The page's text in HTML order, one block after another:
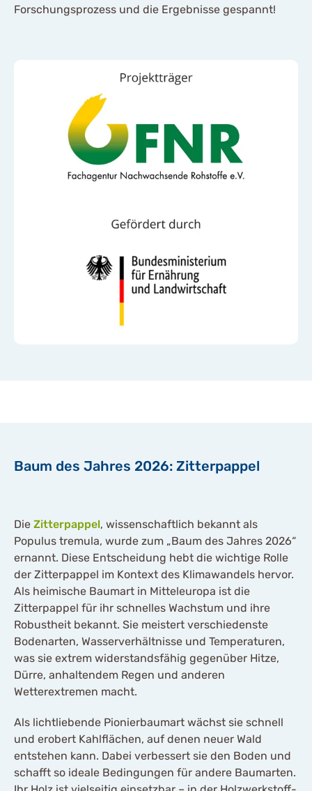
Forschungsprozess und die Ergebnisse gespannt!
Baum des Jahres 2026: Zitterpappel
Die Zitterpappel, wissenschaftlich bekannt als
Populus tremula, wurde zum „Baum des Jahres 2026“
ernannt. Diese Entscheidung hebt die wichtige Rolle
der Zitterpappel im Kontext des Klimawandels hervor.
Als heimische Baumart in Mitteleuropa ist die
Zitterpappel für ihr schnelles Wachstum und ihre
Robustheit bekannt. Sie meistert verschiedenste
Bodenarten, Wasserverhältnisse und Temperaturen,
was sie extrem widerstandsfähig gegenüber Hitze,
Dürre, anhaltendem Regen und anderen
Wetterextremen macht.
Als lichtliebende Pionierbaumart wächst sie schnell
und erobert Kahlflächen, auf denen neuer Wald
entstehen kann. Dabei verbessert sie den Boden und
schafft so ideale Bedingungen für andere Baumarten.